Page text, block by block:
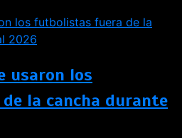
usaron los
la cancha durante